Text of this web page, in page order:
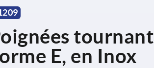
E, en Inox